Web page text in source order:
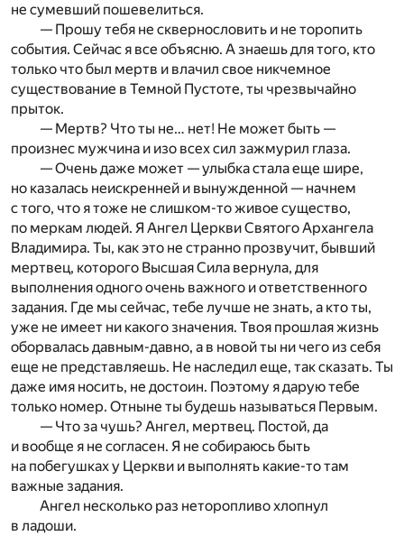
не сумевший пошевелиться.
— Прошу тебя не сквернословить и не торопить
события. Сейчас я все объясню. А знаешь для того, кто
только что был мертв и влачил свое никчемное
существование в Темной Пустоте, ты чрезвычайно
прыток.
— Мертв? Что ты не… нет! Не может быть —
произнес мужчина и изо всех сил зажмурил глаза.
— Очень даже может — улыбка стала еще шире,
но казалась неискренней и вынужденной — начнем
с того, что я тоже не слишком-то живое существо,
по меркам людей. Я Ангел Церкви Святого Архангела
Владимира. Ты, как это не странно прозвучит, бывший
мертвец, которого Высшая Сила вернула, для
выполнения одного очень важного и ответственного
задания. Где мы сейчас, тебе лучше не знать, а кто ты,
уже не имеет ни какого значения. Твоя прошлая жизнь
оборвалась давным-давно, а в новой ты ни чего из себя
еще не представляешь. Не наследил еще, так сказать. Ты
даже имя носить, не достоин. Поэтому я дарую тебе
только номер. Отныне ты будешь называться Первым.
— Что за чушь? Ангел, мертвец. Постой, да
и вообще я не согласен. Я не собираюсь быть
на побегушках у Церкви и выполнять какие-то там
важные задания.
Ангел несколько раз неторопливо хлопнул
в ладоши.